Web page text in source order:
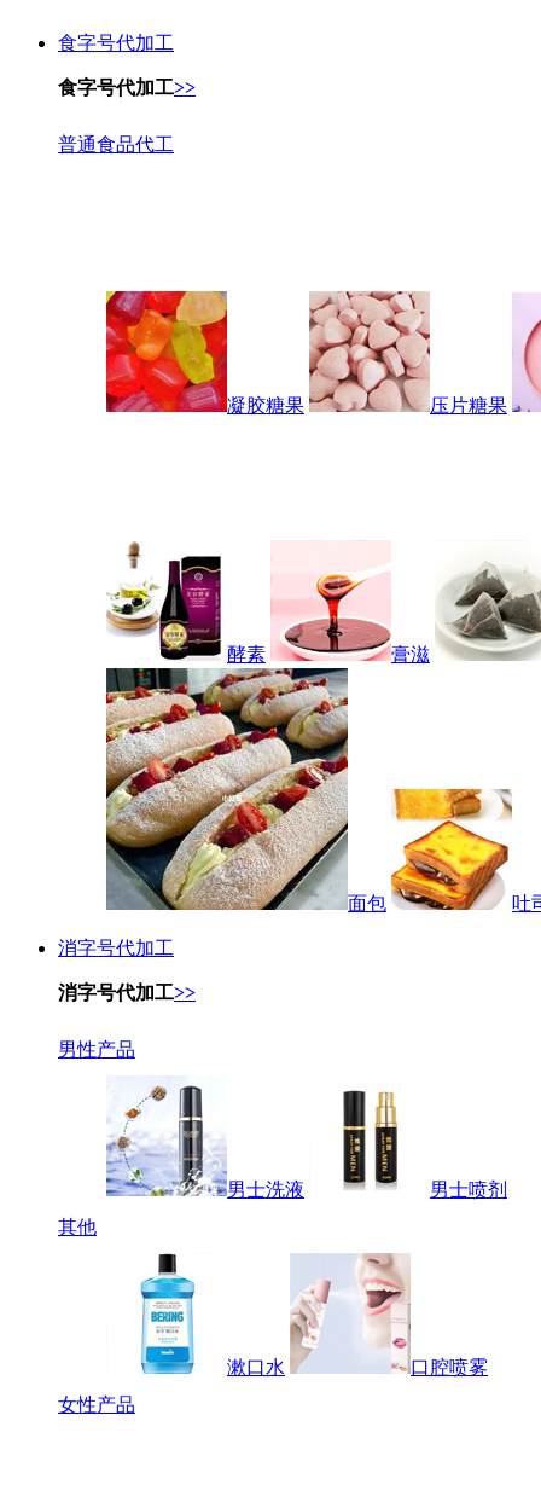
食字号代加工
食字号代加工>>
普通食品代工
凝胶糖果 压片糖果
酵素 膏滋
面包 吐
消字号代加工
消字号代加工>>
男性产品
男士洗液
男士喷剂
其他
漱口水
口腔喷雾
女性产品